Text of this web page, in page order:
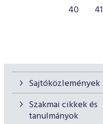
Sajtóközlemények
Szakmai cikkek és
tanulmányok
40
41